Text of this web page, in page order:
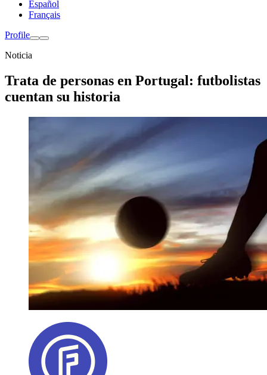
Español
Français
Profile
Noticia
Trata de personas en Portugal: futbolistas
cuentan su historia